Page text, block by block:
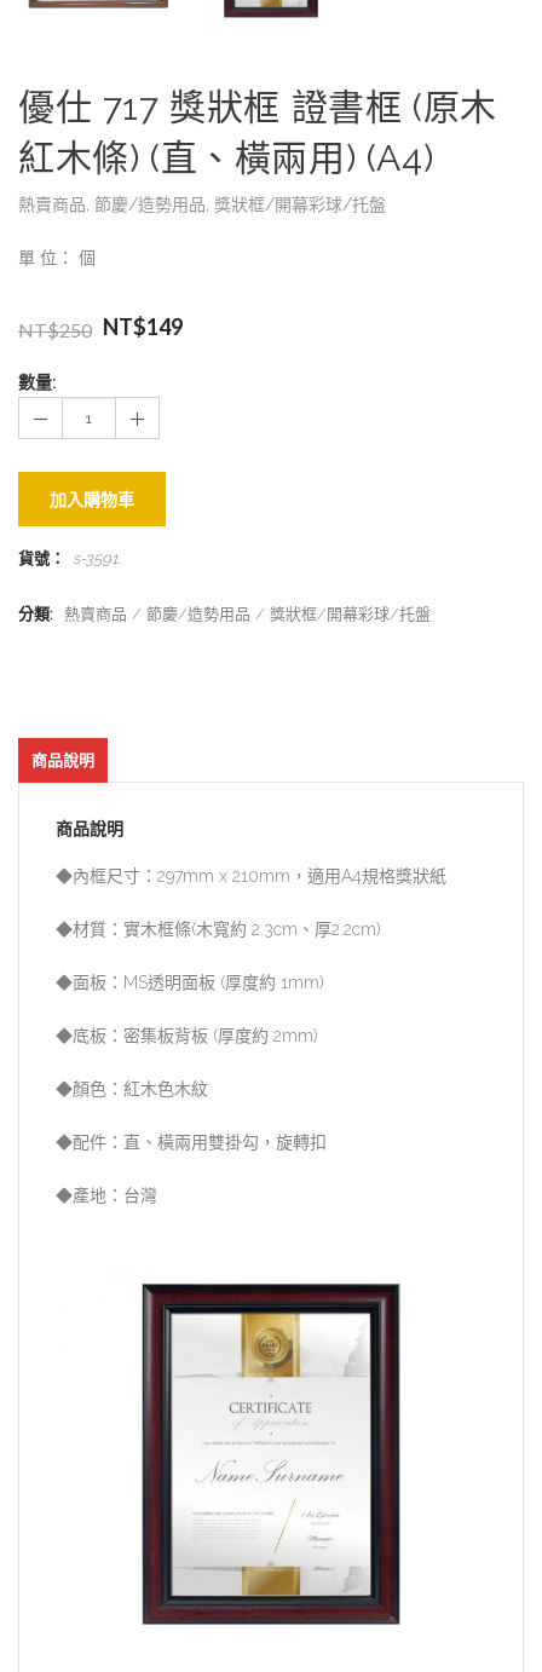
優仕 717 獎狀框 證書框 (原木
紅木條) (直、橫兩用) (A4)
熱賣商品, 節慶/造勢用品, 獎狀框/開幕彩球/托盤
單 位： 個
NT$250 NT$149
數量:
加入購物車
貨號： s-3591.
分類: 熱賣商品 節慶/造勢用品 獎狀框/開幕彩球/托盤
商品說明
商品說明
◆內框尺寸：297mm x 210mm，適用A4規格獎狀紙
◆材質：實木框條(木寬約 2.3cm、厚2.2cm)
◆面板：MS透明面板 (厚度約 1mm)
◆底板：密集板背板 (厚度約 2mm)
◆顏色：紅木色木紋
◆配件：直、橫兩用雙掛勾，旋轉扣
◆產地：台灣